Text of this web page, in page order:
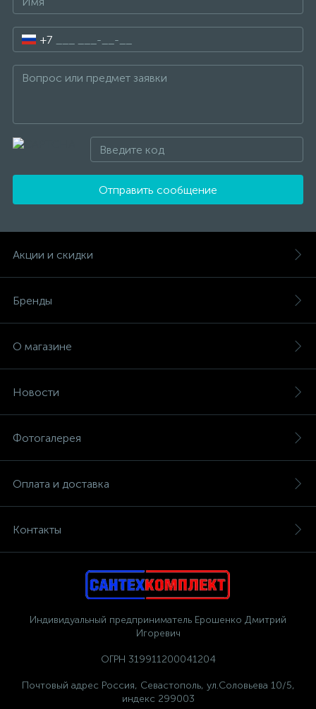
+7
Отправить сообщение
Акции и скидки
Бренды
О магазине
Новости
Фотогалерея
Оплата и доставка
Контакты
Индивидуальный предприниматель Ерошенко Дмитрий
Игоревич
ОГРН 319911200041204
Почтовый адрес Россия, Севастополь, ул.Соловьева 10/5,
индекс 299003